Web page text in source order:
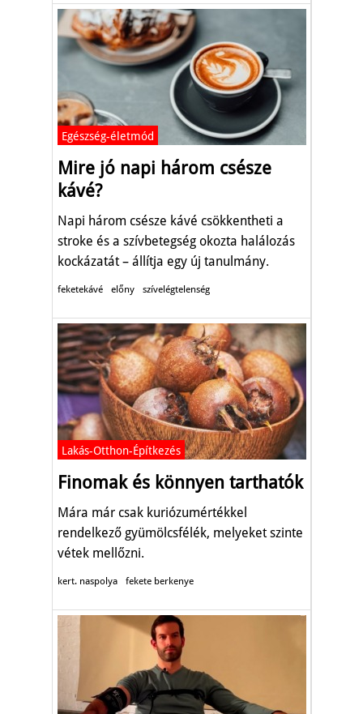
Egészség-életmód
Mire jó napi három csésze
kávé?
Napi három csésze kávé csökkentheti a
stroke és a szívbetegség okozta halálozás
kockázatát – állítja egy új tanulmány.
feketekávé előny szívelégtelenség
Lakás-Otthon-Építkezés
Finomak és könnyen tarthatók
Mára már csak kuriózumértékkel
rendelkező gyümölcsfélék, melyeket szinte
vétek mellőzni.
kert. naspolya fekete berkenye